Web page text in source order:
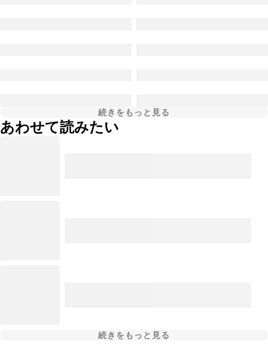
続きをもっと見る
あわせて読みたい
続きをもっと見る